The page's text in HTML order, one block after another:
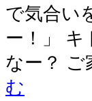
で気合い
ー！」
なー？
む